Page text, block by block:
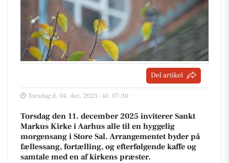
Del artikel
Torsdag d. 04. dec. 2025 - kl. 07:30
Torsdag den 11. december 2025 inviterer Sankt
Markus Kirke i Aarhus alle til en hyggelig
morgensang i Store Sal. Arrangementet byder på
fællessang, fortælling, og efterfølgende kaffe og
samtale med en af kirkens præster.